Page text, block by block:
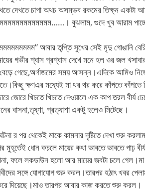
দেখতে চাপা অথচ অসম্ভব রকমের তিক্ষ্ন একটা
বুঝলাম, গুদে খুব আরাম
আবার তৃপ্তি সুখের সেই মৃদু গোঙানি
গভীর শ্বাস প্রশ্বাস দেখে মনে হল ওর জল
গেছে,অর্গাজমের সময় আসন্ন।এদিকে আমিও
ক্ষণএর মধ্যেই মা থর থর করে কাঁপতে কাঁপতে
জোরে খিচতে খিচতে দেওয়ালে এক কাপ তরল বীর্য
বাসনা,তৃষ্ণা, প্রত্যাশা একটু হলেও মিটেছে।
র পর থেকেই মাকে কামনার দৃষ্টিতে দেখা শুরু
মুহূর্তেই ধোন কচলে মায়ের কথা ভাবতে ভাবতে গাঢ়
ফলে লকডাউন হলো আর মায়ের জবটা চলে
সঙ্গে যোগাযোগ শুরু করল।তারপর হঠাৎ খবর
দিয়েছে।মাও তারপর আবার কাজ করতে শুরু করল।